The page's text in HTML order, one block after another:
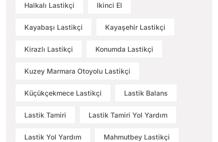
Halkalı Lastikçi Ikinci El
Kayabaşı Lastikçi Kayaşehir Lastikçi
Kirazlı Lastikçi Konumda Lastikçi
Kuzey Marmara Otoyolu Lastikçi
Küçükçekmece Lastikçi Lastik Balans
Lastik Tamiri Lastik Tamiri Yol Yardım
Lastik Yol Yardım Mahmutbey Lastikçi